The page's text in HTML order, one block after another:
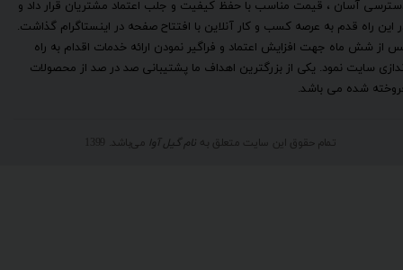
آسان ، قیمت مناسب با حفظ کیفیت و جلب اعتماد مشتریان قرار داد و
این راه قدم به عرصه کسب و کار آنلاین با افتتاح صفحه در اینستاگرام گذاشت.
از شش ماه جهت افزایش اعتماد و فراگیر نمودن ارائه خدمات اقدام به راه
سایت نمود. یکی از بزرگترین اهداف ما پشتیبانی صد در صد از محصولات
شده می باشد.
تمام حقوق این سایت متعلق به نام گیل آوا می‌باشد. 1399